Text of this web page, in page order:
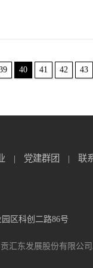
40 41 42 43
| 党建群团 | 联
区科创二路86号
汇东发展股份有限公司